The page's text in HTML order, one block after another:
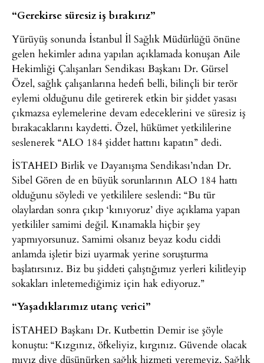
“Gerekirse süresiz iş bırakırız”
Yürüyüş sonunda İstanbul İl Sağlık Müdürlüğü önüne
gelen hekimler adına yapılan açıklamada konuşan Aile
Hekimliği Çalışanları Sendikası Başkanı Dr. Gürsel
Özel, sağlık çalışanlarına hedefi belli, bilinçli bir terör
eylemi olduğunu dile getirerek etkin bir şiddet yasası
çıkmazsa eylemelerine devam edeceklerini ve süresiz iş
bırakacaklarını kaydetti. Özel, hükümet yetkililerine
seslenerek “ALO 184 şiddet hattını kapatın” dedi.
İSTAHED Birlik ve Dayanışma Sendikası’ndan Dr.
Sibel Gören de en büyük sorunlarının ALO 184 hattı
olduğunu söyledi ve yetkililere seslendi: “Bu tür
olaylardan sonra çıkıp ‘kınıyoruz’ diye açıklama yapan
yetkililer samimi değil. Kınamakla hiçbir şey
yapmıyorsunuz. Samimi olsanız beyaz kodu ciddi
anlamda işletir bizi uyarmak yerine soruşturma
başlatırsınız. Biz bu şiddeti çalıştığımız yerleri kilitleyip
sokakları inletemediğimiz için hak ediyoruz.”
“Yaşadıklarımız utanç verici”
İSTAHED Başkanı Dr. Kutbettin Demir ise şöyle
konuştu: “Kızgınız, öfkeliyiz, kırgınız. Güvende olacak
mıyız diye düşünürken sağlık hizmeti veremeyiz. Sağlık